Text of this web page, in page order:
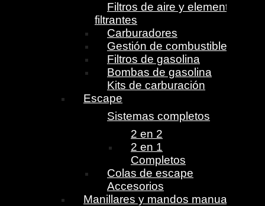
Filtros de aire y elementos
filtrantes
Carburadores
Gestión de combustible
Filtros de gasolina
Bombas de gasolina
Kits de carburación
Escape
Sistemas completos
2 en 2
2 en 1
Completos
Colas de escape
Accesorios
Manillares y mandos manuales